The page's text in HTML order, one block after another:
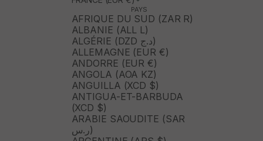
PAYS
AFRIQUE DU SUD (ZAR R)
ALBANIE (ALL L)
ALGÉRIE (DZD د.ج)
ALLEMAGNE (EUR €)
ANDORRE (EUR €)
ANGOLA (AOA KZ)
ANGUILLA (XCD $)
ANTIGUA-ET-BARBUDA
(XCD $)
ARABIE SAOUDITE (SAR
ر.س)